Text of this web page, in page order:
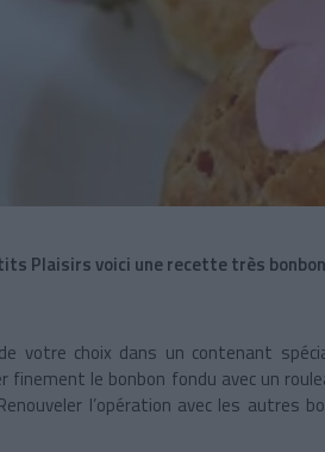
Plaisirs voici une recette très
votre choix dans un contenant
finement le bonbon fondu avec un
l’opération avec les autres